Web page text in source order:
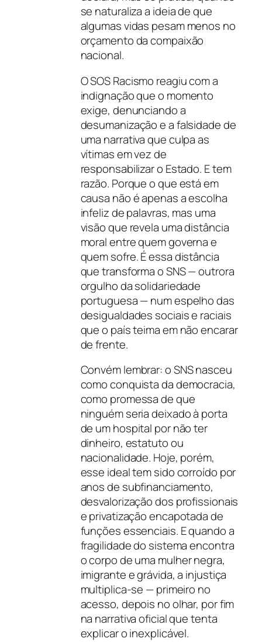
se naturaliza a ideia de que
algumas vidas pesam menos no
orçamento da compaixão
nacional.
O SOS Racismo reagiu com a
indignação que o momento
exige, denunciando a
desumanização e a falsidade de
uma narrativa que culpa as
vítimas em vez de
responsabilizar o Estado. E tem
razão. Porque o que está em
causa não é apenas a escolha
infeliz de palavras, mas uma
visão que revela uma distância
moral entre quem governa e
quem sofre. É essa distância
que transforma o SNS — outrora
orgulho da solidariedade
portuguesa — num espelho das
desigualdades sociais e raciais
que o país teima em não encarar
de frente.
Convém lembrar: o SNS nasceu
como conquista da democracia,
como promessa de que
ninguém seria deixado à porta
de um hospital por não ter
dinheiro, estatuto ou
nacionalidade. Hoje, porém,
esse ideal tem sido corroído por
anos de subfinanciamento,
desvalorização dos profissionais
e privatização encapotada de
funções essenciais. E quando a
fragilidade do sistema encontra
o corpo de uma mulher negra,
imigrante e grávida, a injustiça
multiplica-se — primeiro no
acesso, depois no olhar, por fim
na narrativa oficial que tenta
explicar o inexplicável.